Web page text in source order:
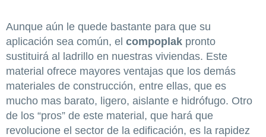
Aunque aún le quede bastante para que su
aplicación sea común, el compoplak pronto
sustituirá al ladrillo en nuestras viviendas. Este
material ofrece mayores ventajas que los demás
materiales de construcción, entre ellas, que es
mucho mas barato, ligero, aislante e hidrófugo. Otro
de los “pros” de este material, que hará que
revolucione el sector de la edificación, es la rapidez